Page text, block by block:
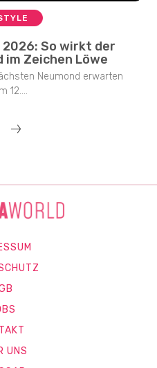
So wirkt der
im Zeichen Löwe
Neumond erwarten
12....
UNS